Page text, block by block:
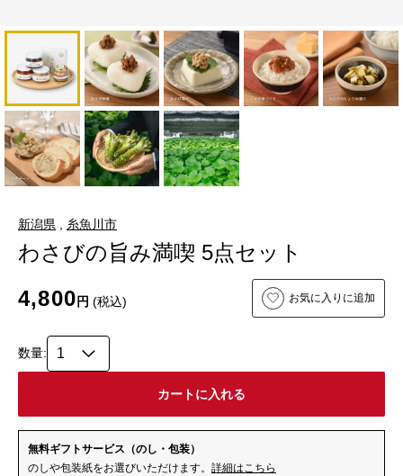
新潟県 糸魚川市
わさびの旨み満喫 5点セット
4,800円 (税込) お気に入りに追加
数量:
無料ギフトサービス（のし・包装）
のしや包装紙をお選びいただけます。 詳細はこちら